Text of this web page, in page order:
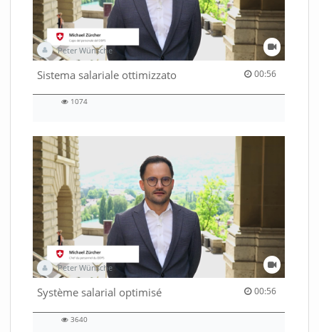
Peter Wünsche
Sistema salariale ottimizzato 00:56
00:56 duration
1074
Peter Wünsche
Système salarial optimisé 00:56
00:56 duration
3640